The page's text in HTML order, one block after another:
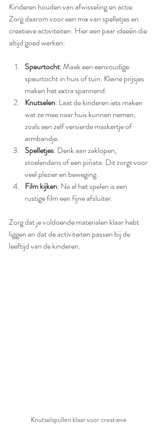
Kinderen houden van afwisseling en actie.
Zorg daarom voor een mix van spelletjes en
creatieve activiteiten. Hier een paar ideeën die
altijd goed werken:
Speurtocht: Maak een eenvoudige
speurtocht in huis of tuin. Kleine prijsjes
maken het extra spannend.
Knutselen: Laat de kinderen iets maken
wat ze mee naar huis kunnen nemen,
zoals een zelf versierde maskertje of
armbandje.
Spelletjes: Denk aan zaklopen,
stoelendans of een piñata. Dit zorgt voor
veel plezier en beweging.
Film kijken: Na al het spelen is een
rustige film een fijne afsluiter.
Zorg dat je voldoende materialen klaar hebt
liggen en dat de activiteiten passen bij de
leeftijd van de kinderen.
Knutselspullen klaar voor creatieve